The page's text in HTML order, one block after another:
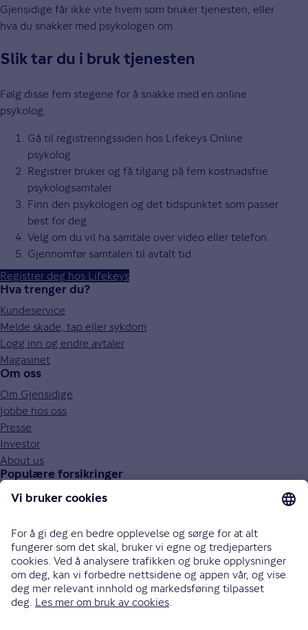
Gjensidige får ikke vite hvem som bruker tjenesten, eller
hva du snakker med psykologen om.
Slik tar du i bruk tjenesten
Følg disse fem stegene for å snakke med en online
psykolog:
Gå til registreringssiden hos Lifekeys Online
psykolog.
Registrer bruker og få tilgang på fem kostnadsfrie
psykologsamtaler.
Finn den psykologen og det tidspunktet som passer
best for deg.
Velg om du vil ha samtale over video eller telefon.
Gjennomfør samtalen til avtalt tid.
Registrer deg hos Lifekeys
Hva trenger du?
Kundeservice
Melde skade, tap eller sykdom
Logg inn og endre avtaler
Magasinet
Om oss
Om Gjensidige
Jobbe hos oss
Presse
Investor
About us
Populære forsikringer
Bilforsikring
Innboforsikring
Husforsikring
Livsforsikring
Barneforsikring
Alle forsikringer
915 03 100